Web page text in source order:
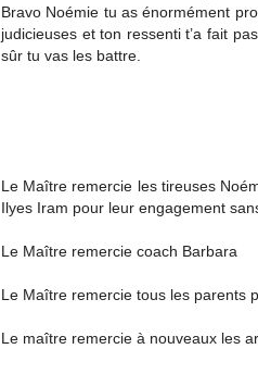
Bravo Noémie tu as énormément
judicieuses et ton ressenti t’a fait
sûr tu vas les battre.
Le Maître remercie les tireuses
Ilyes Iram pour leur engagement
Le Maître remercie coach Barbara
Le Maître remercie tous les parents
Le maître remercie à nouveaux les